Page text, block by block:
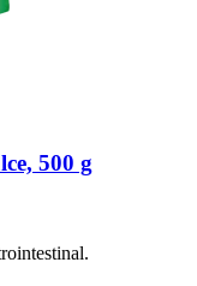
500 g